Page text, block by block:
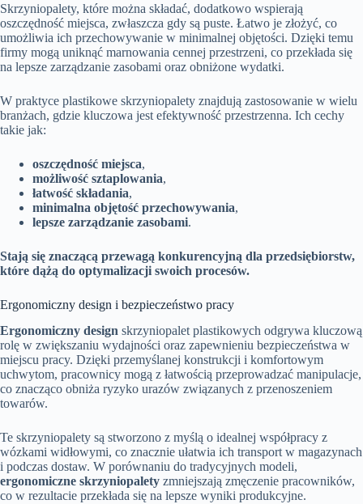
Skrzyniopalety, które można składać, dodatkowo wspierają
oszczędność miejsca, zwłaszcza gdy są puste. Łatwo je złożyć, co
umożliwia ich przechowywanie w minimalnej objętości. Dzięki temu
firmy mogą uniknąć marnowania cennej przestrzeni, co przekłada się
na lepsze zarządzanie zasobami oraz obniżone wydatki.
W praktyce plastikowe skrzyniopalety znajdują zastosowanie w wielu
branżach, gdzie kluczowa jest efektywność przestrzenna. Ich cechy
takie jak:
oszczędność miejsca,
możliwość sztaplowania,
łatwość składania,
minimalna objętość przechowywania,
lepsze zarządzanie zasobami.
Stają się znaczącą przewagą konkurencyjną dla przedsiębiorstw,
które dążą do optymalizacji swoich procesów.
Ergonomiczny design i bezpieczeństwo pracy
Ergonomiczny design skrzyniopalet plastikowych odgrywa kluczową
rolę w zwiększaniu wydajności oraz zapewnieniu bezpieczeństwa w
miejscu pracy. Dzięki przemyślanej konstrukcji i komfortowym
uchwytom, pracownicy mogą z łatwością przeprowadzać manipulacje,
co znacząco obniża ryzyko urazów związanych z przenoszeniem
towarów.
Te skrzyniopalety są stworzono z myślą o idealnej współpracy z
wózkami widłowymi, co znacznie ułatwia ich transport w magazynach
i podczas dostaw. W porównaniu do tradycyjnych modeli,
ergonomiczne skrzyniopalety zmniejszają zmęczenie pracowników,
co w rezultacie przekłada się na lepsze wyniki produkcyjne.